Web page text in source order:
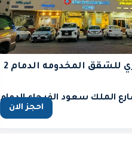
للشقق المخدومه الدمام 2
الملك سعود الفيحاء الدمام
احجز الان